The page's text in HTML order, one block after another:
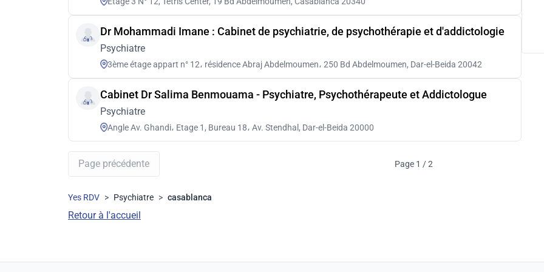
Dr Mohammadi Imane : Cabinet de psychiatrie, de psychothérapie et d'addictologie
Psychiatre
3ème étage appart n° 12، résidence Abraj Abdelmoumen، 250 Bd Abdelmoumen, Dar-el-Beida 20042
Cabinet Dr Salima Benmouama - Psychiatre, Psychothérapeute et Addictologue
Psychiatre
Angle Av. Ghandi، Etage 1, Bureau 18، Av. Stendhal, Dar-el-Beida 20000
Page précédente Page 1 / 2
Yes RDV > Psychiatre > casablanca
Retour à l'accueil